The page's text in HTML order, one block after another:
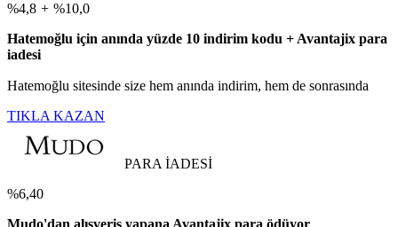
%4,8 + %10,0
Hatemoğlu için anında yüzde 10 indirim kodu + Avantajix para
iadesi
Hatemoğlu sitesinde size hem anında indirim, hem de sonrasında
TIKLA KAZAN
PARA İADESİ
%6,40
Mudo'dan alışveriş yapana Avantajix para ödüyor